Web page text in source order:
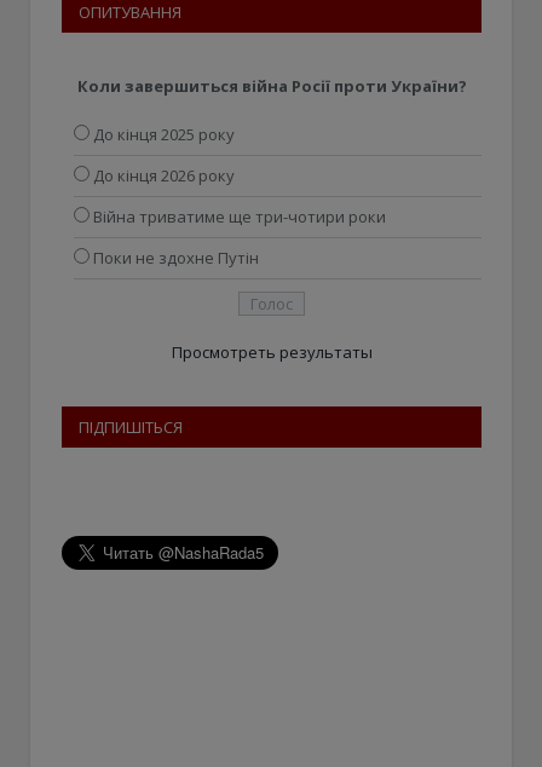
ОПИТУВАННЯ
Коли завершиться війна Росії проти України?
До кінця 2025 року
До кінця 2026 року
Війна триватиме ще три-чотири роки
Поки не здохне Путін
Просмотреть результаты
ПІДПИШІТЬСЯ